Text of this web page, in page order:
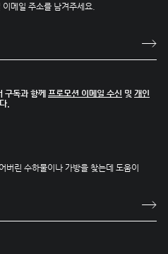
메일 주소를 남겨주세요.
구독과 함께 프로모션 이메일 수신 및 개인
.
린 수하물이나 가방을 찾는데 도움이